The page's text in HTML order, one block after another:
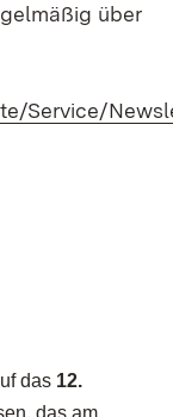
über
Service/
das 12.
das am